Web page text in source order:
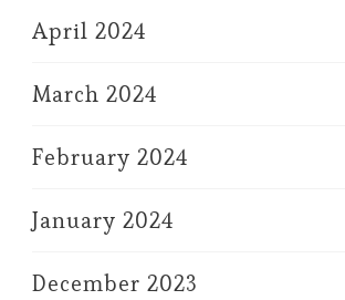
April 2024
March 2024
February 2024
January 2024
December 2023